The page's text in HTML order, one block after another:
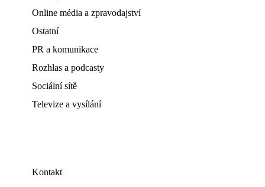
Online média a zpravodajství
Ostatní
PR a komunikace
Rozhlas a podcasty
Sociální sítě
Televize a vysílání
Kontakt